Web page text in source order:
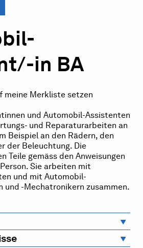
in BA
meine Merkliste setzen
und Automobil-Assistenten
und Reparaturarbeiten an
Beispiel an den Rädern, den
der Beleuchtung. Die
Teile gemäss den Anweisungen
Sie arbeiten mit
und mit Automobil-
und -Mechatronikern zusammen.